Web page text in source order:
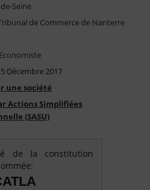
Seine
de Commerce de Nanterre
Décembre 2017
une société
Actions Simplifiées
(SASU)
de la constitution